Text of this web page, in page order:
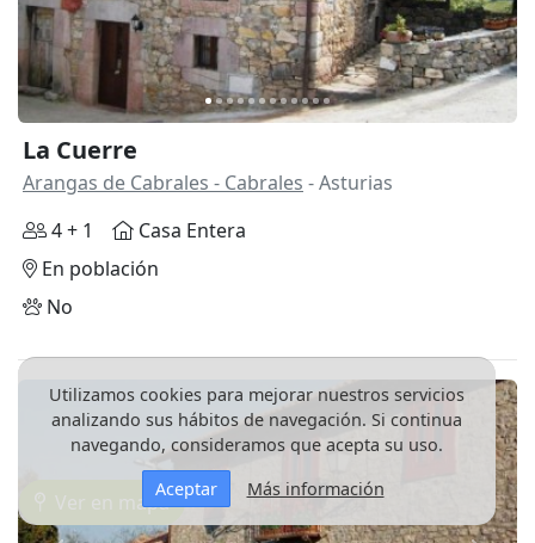
La Cuerre
Arangas de Cabrales - Cabrales - Asturias
4 + 1
Casa Entera
En población
No
Ver en mapa
Utilizamos cookies para mejorar nuestros servicios
analizando sus hábitos de navegación. Si continua
navegando, consideramos que acepta su uso.
Aceptar
Más información